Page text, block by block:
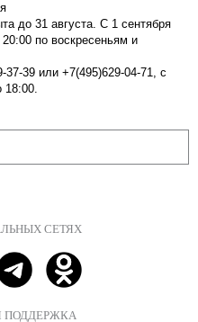
до 31 августа. С 1 сентября
по воскресеньям и
37-39 или +7(495)629-04-71, с
18:00.
СЕТЯХ
ПОДДЕРЖКА